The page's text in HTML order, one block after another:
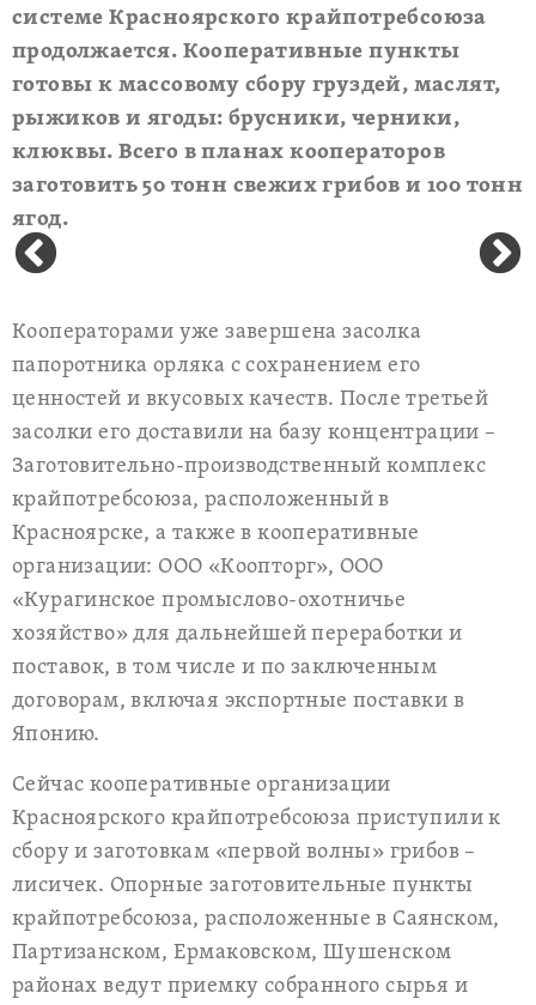
системе Красноярского крайпотребсоюза
продолжается. Кооперативные пункты
готовы к массовому сбору груздей, маслят,
рыжиков и ягоды: брусники, черники,
клюквы. Всего в планах кооператоров
заготовить 50 тонн свежих грибов и 100 тонн
ягод.
Кооператорами уже завершена засолка
папоротника орляка с сохранением его
ценностей и вкусовых качеств. После третьей
засолки его доставили на базу концентрации –
Заготовительно-производственный комплекс
крайпотребсоюза, расположенный в
Красноярске, а также в кооперативные
организации: ООО «Коопторг», ООО
«Курагинское промыслово-охотничье
хозяйство» для дальнейшей переработки и
поставок, в том числе и по заключенным
договорам, включая экспортные поставки в
Японию.
Сейчас кооперативные организации
Красноярского крайпотребсоюза приступили к
сбору и заготовкам «первой волны» грибов –
лисичек. Опорные заготовительные пункты
крайпотребсоюза, расположенные в Саянском,
Партизанском, Ермаковском, Шушенском
районах ведут приемку собранного сырья и